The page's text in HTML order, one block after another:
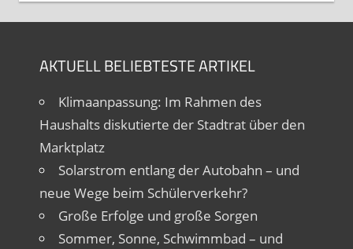
AKTUELL BELIEBTESTE ARTIKEL
Klimaanpassung: Im Rahmen des
Haushalts diskutierte der Stadtrat über den
Marktplatz
Solarstrom entlang der Autobahn – und
neue Wege beim Schülerverkehr?
Große Erfolge und große Sorgen
Sommer, Sonne, Schwimmbad – und